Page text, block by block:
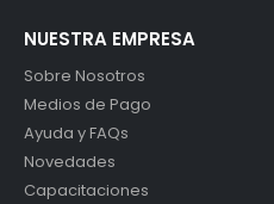
NUESTRA EMPRESA
Sobre Nosotros
Medios de Pago
Ayuda y FAQs
Novedades
Capacitaciones